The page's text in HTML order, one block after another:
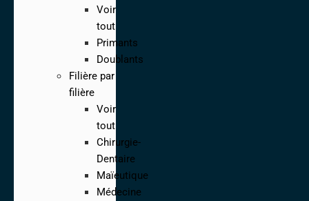
Voir
tout
Primants
Doublants
Filière par
filière
Voir
tout
Chirurgie-
Dentaire
Maïeutique
Médecine